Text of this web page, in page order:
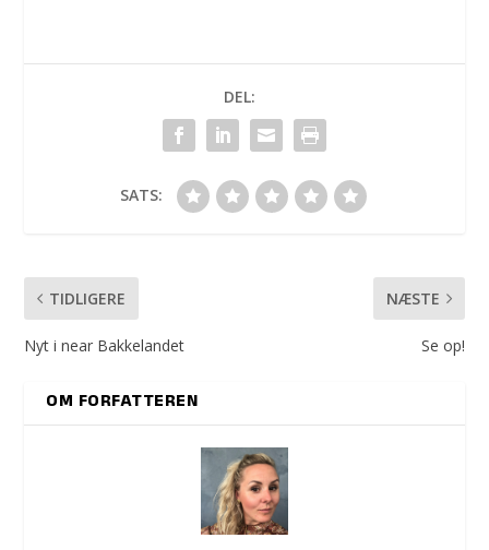
DEL:
SATS:
TIDLIGERE
Nyt i near Bakkelandet
NÆSTE
Se op!
OM FORFATTEREN